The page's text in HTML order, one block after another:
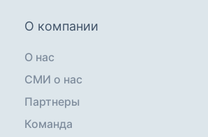
О компании
О нас
СМИ о нас
Партнеры
Команда